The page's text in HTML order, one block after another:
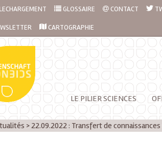
GLOSSAIRE CONTACT
CARTOGRAPHIE
LE PILIER SCIENCES
>22.09.2022 : Transfert de